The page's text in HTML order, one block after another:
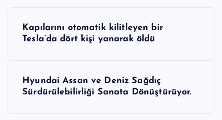
Kapılarını otomatik kilitleyen bir
Tesla’da dört kişi yanarak öldü
Hyundai Assan ve Deniz Sağdıç
Sürdürülebilirliği Sanata Dönüştürüyor.